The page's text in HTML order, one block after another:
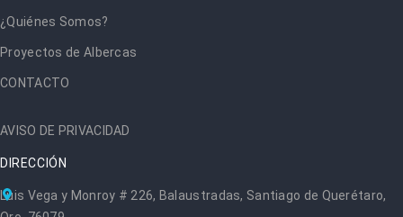
¿Quiénes Somos?
Proyectos de Albercas
CONTACTO
AVISO DE PRIVACIDAD
DIRECCIÓN
Luis Vega y Monroy # 226, Balaustradas, Santiago de Querétaro,